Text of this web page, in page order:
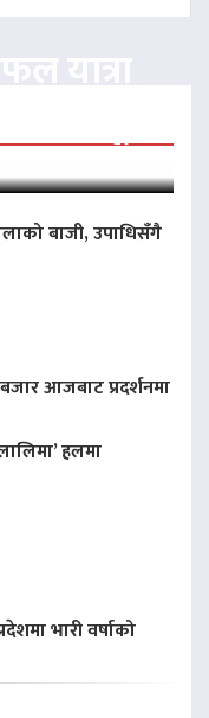
पूरा
बाजी, उपाधिसँगै
आजबाट प्रदर्शनमा
हलमा
भारी वर्षाको